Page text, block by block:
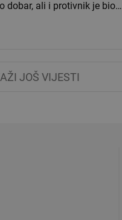
dobar, ali i protivnik je bio…
JOŠ VIJESTI